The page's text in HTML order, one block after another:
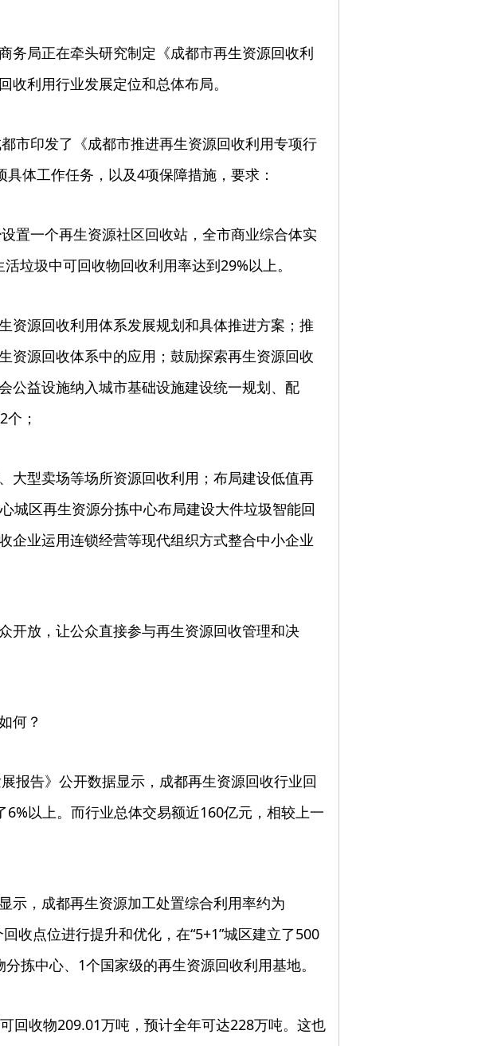
务局正在牵头研究制定《成都市再生资源回收利
利用行业发展定位和总体布局。
市印发了《成都市推进再生资源回收利用专项行
体工作任务，以及4项保障措施，要求：
置一个再生资源社区回收站，全市商业综合体实
垃圾中可回收物回收利用率达到29%以上。
资源回收利用体系发展规划和具体推进方案；推
资源回收体系中的应用；鼓励探索再生资源回收
公益设施纳入城市基础设施建设统一规划、配
；
大型卖场等场所资源回收利用；布局建设低值再
城区再生资源分拣中心布局建设大件垃圾智能回
企业运用连锁经营等现代组织方式整合中小企业
开放，让公众直接参与再生资源回收管理和决
何？
报告》公开数据显示，成都再生资源回收行业回
以上。而行业总体交易额近160亿元，相较上一
示，成都再生资源加工处置综合利用率约为
收点位进行提升和优化，在“5+1”城区建立了500
拣中心、1个国家级的再生资源回收利用基地。
回收物209.01万吨，预计全年可达228万吨。这也